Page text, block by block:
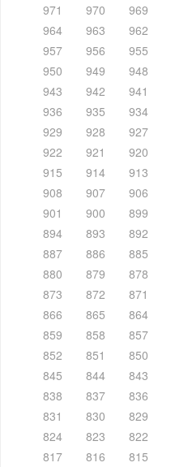
971
970 969
964
963 962
957
956 955
950
949 948
943
942 941
936
935 934
929
928 927
922
921 920
915
914 913
908
907 906
901
900 899
894
893 892
887
886 885
880
879 878
873
872 871
866
865 864
859
858 857
852
851 850
845
844 843
838
837 836
831
830 829
824
823 822
817
816 815